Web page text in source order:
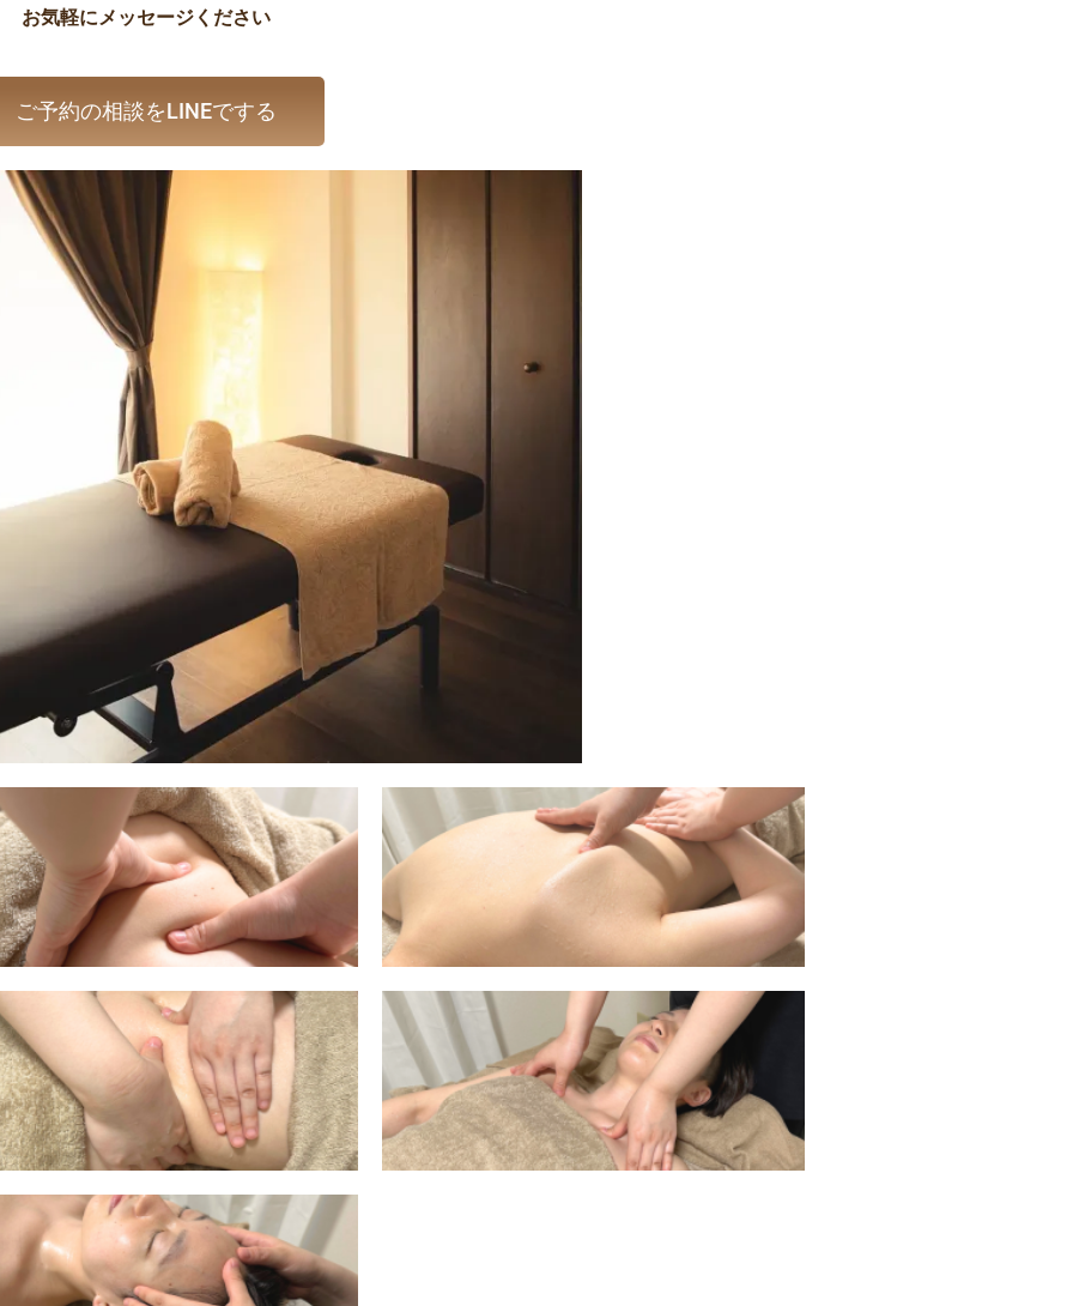
お気軽にメッセージください
ご予約の相談をLINEでする